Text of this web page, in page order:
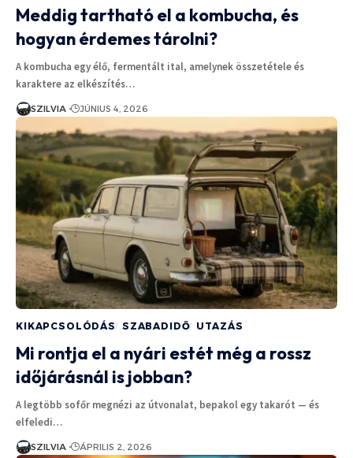
Meddig tartható el a kombucha, és
hogyan érdemes tárolni?
A kombucha egy élő, fermentált ital, amelynek összetétele és
karaktere az elkészítés…
SZILVIA JÚNIUS 4, 2026
KIKAPCSOLÓDÁS SZABADIDŐ UTAZÁS
Mi rontja el a nyári estét még a rossz
időjárásnál is jobban?
A legtöbb sofőr megnézi az útvonalat, bepakol egy takarót — és
elfeledi…
SZILVIA ÁPRILIS 2, 2026